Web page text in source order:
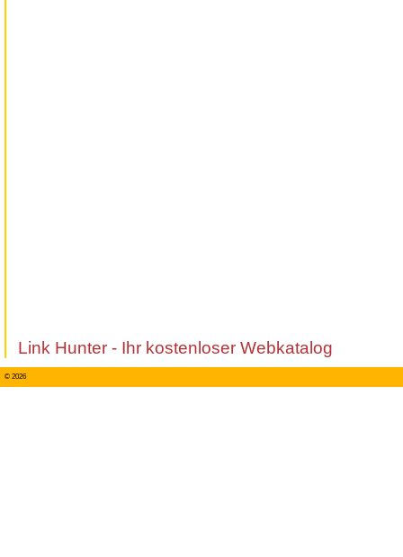
Link Hunter - Ihr kostenloser Webkatalog
© 2026